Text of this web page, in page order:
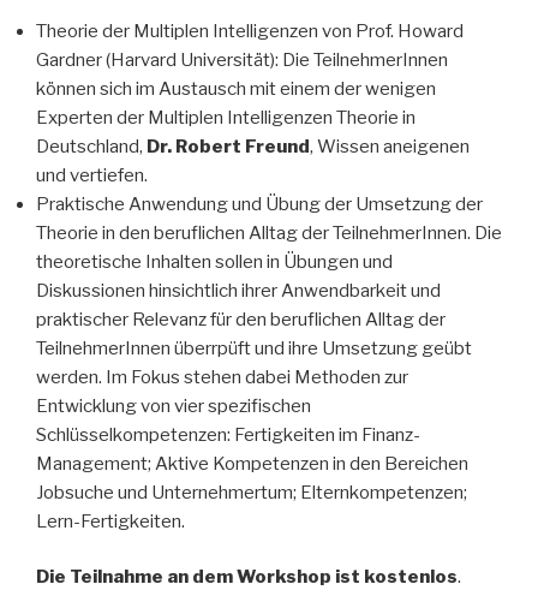
Theorie der Multiplen Intelligenzen von Prof. Howard
Gardner (Harvard Universität): Die TeilnehmerInnen
können sich im Austausch mit einem der wenigen
Experten der Multiplen Intelligenzen Theorie in
Deutschland, Dr. Robert Freund, Wissen aneigenen
und vertiefen.
Praktische Anwendung und Übung der Umsetzung der
Theorie in den beruflichen Alltag der TeilnehmerInnen. Die
theoretische Inhalten sollen in Übungen und
Diskussionen hinsichtlich ihrer Anwendbarkeit und
praktischer Relevanz für den beruflichen Alltag der
TeilnehmerInnen überrpüft und ihre Umsetzung geübt
werden. Im Fokus stehen dabei Methoden zur
Entwicklung von vier spezifischen
Schlüsselkompetenzen: Fertigkeiten im Finanz-
Management; Aktive Kompetenzen in den Bereichen
Jobsuche und Unternehmertum; Elternkompetenzen;
Lern-Fertigkeiten.
Die Teilnahme an dem Workshop ist kostenlos.